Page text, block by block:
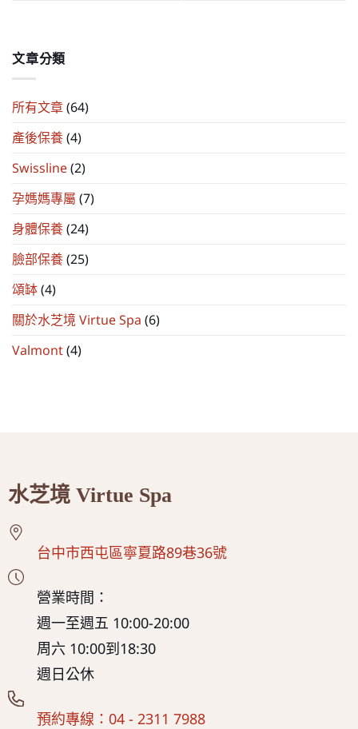
文章分類
所有文章(64)
產後保養(4)
Swissline(2)
孕媽媽專屬 (7)
身體保養(24)
臉部保養(25)
頌缽(4)
關於水芝境 Virtue Spa (6)
Valmont(4)
水芝境 Virtue Spa
台中市西屯區寧夏路89巷36號
營業時間：
週一至週五 10:00-20:00
周六 10:00到18:30
週日公休
預約專線：04 - 2311 7988